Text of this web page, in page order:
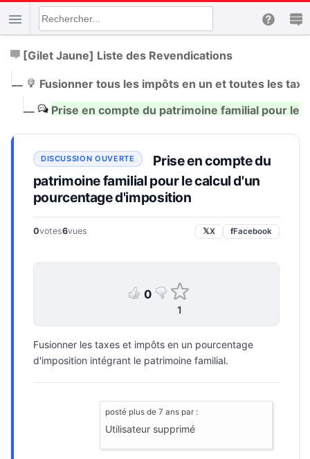
[Gilet Jaune] Liste des Revendications
__
Fusionner tous les impôts en un et toutes les
__ Prise en compte du patrimoine familial pour le
Prise en compte du
patrimoine familial pour le calcul d'un
pourcentage d'imposition
0votes6vues 𝕏X fFacebook
0
1
Fusionner les taxes et impôts en un pourcentage
d'imposition intégrant le patrimoine familial.
posté plus de 7 ans par :
Utilisateur supprimé